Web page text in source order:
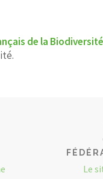
de la Biodiversité
Le